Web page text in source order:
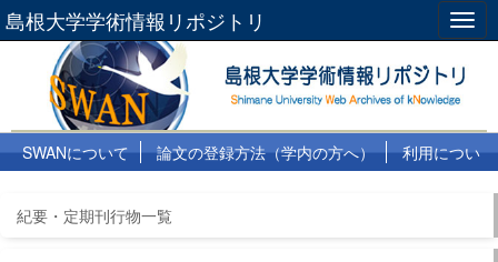
島根大学学術情報リポジトリ
SWANについて 論文の登録方法（学内の方へ）
利用につい
紀要・定期刊行物一覧